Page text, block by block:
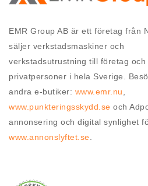
EMR Group AB är ett företag från
säljer verkstadsmaskiner och
verkstadsutrustning till företag och
privatpersoner i hela Sverige.
andra e-butiker: www.emr.nu,
www.punkteringsskydd.se och
annonsering och digital synlighet
www.annonslyftet.se.